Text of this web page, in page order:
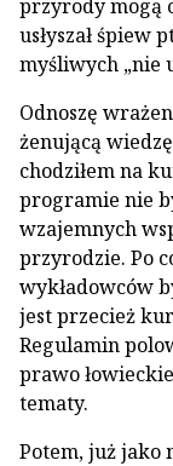
przyrody mogą
usłyszał śpiew
myśliwych „nie
Odnoszę
żenującą
chodziłem na
programie nie
wzajemnych
przyrodzie. Po
wykładowców
jest przecież
Regulamin
prawo
tematy.
Potem, już jako